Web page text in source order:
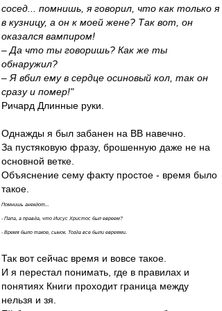
сосед... помнишь, я говорил, что как только я
в кузницу, а он к моей жене? Так вот, он
оказался вампиром!
– Да что ты говоришь? Как же ты
обнаружил?
– Я вбил ему в сердце осиновый кол, так он
сразу и помер!"
Ричард Длинные руки.
Однажды я был забанен на ВВ навечно.
За пустяковую фразу, брошенную даже не на
основной ветке.
Объяснение сему факту простое - время было
такое.
Помнишь анекдот...
- Папа, а правда, что Иисус Христос был евреем?
- Время было такое, сынок. Тогда все были евреями.
Так вот сейчас время и вовсе такое.
И я перестал понимать, где в правилах и
понятиях Книги проходит граница между
нельзя и зя.